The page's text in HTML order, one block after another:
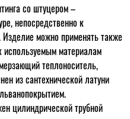
со штуцером –
непосредственно к
можно применять также
используемым материалам
теплоноситель,
из сантехнической латуни
цилиндрической трубной